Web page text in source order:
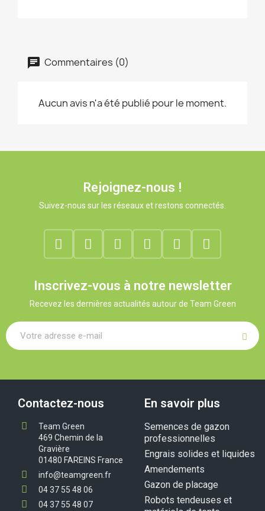
Commentaires (0)
Aucun avis n'a été publié pour le moment.
Rejoignez-nous !
Suivez-nous sur les réseaux et restons connectés.
Inscrivez-vous à notre newsletter
Recevez les dernières actualités autour de Team Green
Contactez-nous
Team Green
469 Chemin de la
Gravière
01480 FAREINS France
info@teamgreen.fr
04 37 55 48 06
04 37 55 48 07
En savoir plus
Semences de gazon
professionnelles
Engrais solides et liquides
Amendements
Gazon de placage
Robots tendeuses et